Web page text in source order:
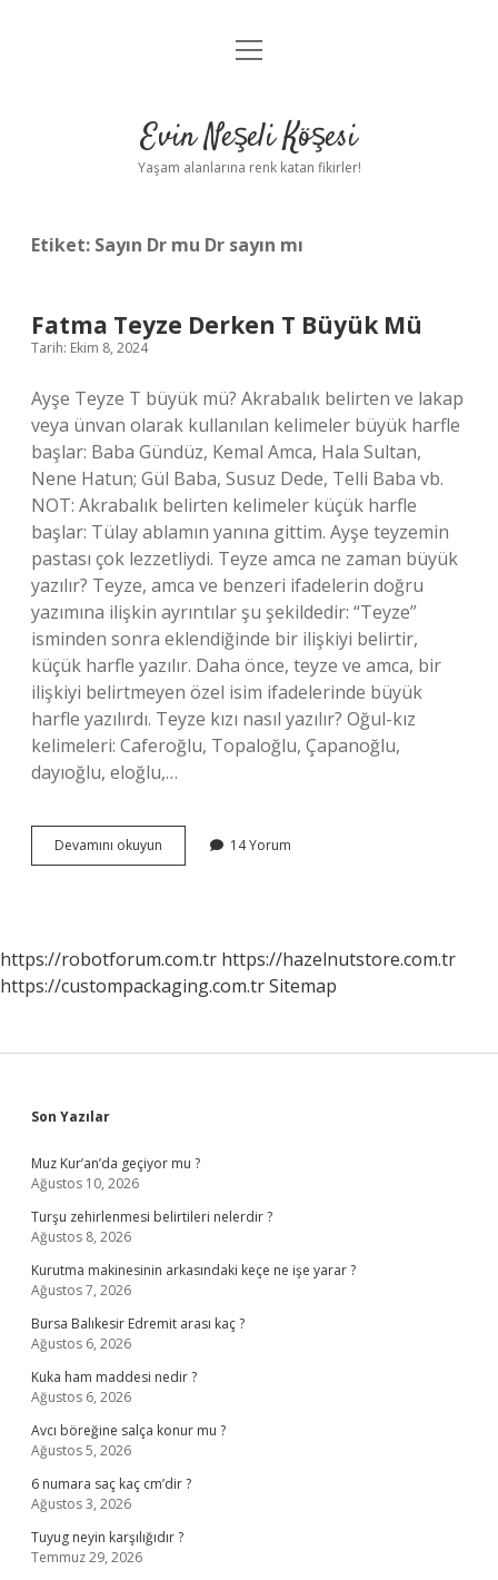
Anasayfa
Yasal Uyarı
menüyü
Evin Neşeli Köşesi
Yaşam alanlarına renk katan fikirler!
Etiket: Sayın Dr mu Dr sayın mı
Fatma Teyze Derken T Büyük Mü
Tarih: Ekim 8, 2024
Ayşe Teyze T büyük mü? Akrabalık belirten ve lakap
veya ünvan olarak kullanılan kelimeler büyük harfle
başlar: Baba Gündüz, Kemal Amca, Hala Sultan,
Nene Hatun; Gül Baba, Susuz Dede, Telli Baba vb.
NOT: Akrabalık belirten kelimeler küçük harfle
başlar: Tülay ablamın yanına gittim. Ayşe teyzemin
pastası çok lezzetliydi. Teyze amca ne zaman büyük
yazılır? Teyze, amca ve benzeri ifadelerin doğru
yazımına ilişkin ayrıntılar şu şekildedir: “Teyze”
isminden sonra eklendiğinde bir ilişkiyi belirtir,
küçük harfle yazılır. Daha önce, teyze ve amca, bir
ilişkiyi belirtmeyen özel isim ifadelerinde büyük
harfle yazılırdı. Teyze kızı nasıl yazılır? Oğul-kız
kelimeleri: Caferoğlu, Topaloğlu, Çapanoğlu,
dayıoğlu, eloğlu,…
Devamını okuyun
Teyze
14 Yorum
https://robotforum.com.tr https://hazelnutstore.com.tr
https://custompackaging.com.trSitemap
Sidebar
Son Yazılar
Muz Kur’an’da geçiyor mu ?
Ağustos 10, 2026
Turşu zehirlenmesi belirtileri nelerdir ?
Ağustos 8, 2026
Kurutma makinesinin arkasındaki keçe ne işe yarar ?
Ağustos 7, 2026
Bursa Balıkesir Edremit arası kaç ?
Ağustos 6, 2026
Kuka ham maddesi nedir ?
Ağustos 6, 2026
Avcı böreğine salça konur mu ?
Ağustos 5, 2026
6 numara saç kaç cm’dir ?
Ağustos 3, 2026
Tuyug neyin karşılığıdır ?
Temmuz 29, 2026